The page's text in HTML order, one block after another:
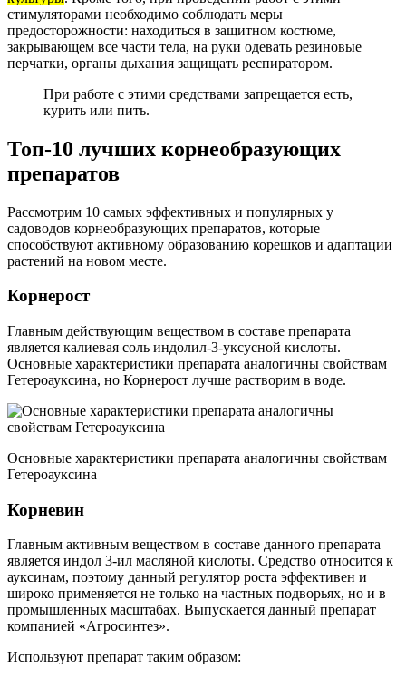
стимуляторами необходимо соблюдать меры
предосторожности: находиться в защитном костюме,
закрывающем все части тела, на руки одевать резиновые
перчатки, органы дыхания защищать респиратором.
При работе с этими средствами запрещается есть,
курить или пить.
Топ-10 лучших корнеобразующих
препаратов
Рассмотрим 10 самых эффективных и популярных у
садоводов корнеобразующих препаратов, которые
способствуют активному образованию корешков и адаптации
растений на новом месте.
Корнерост
Главным действующим веществом в составе препарата
является калиевая соль индолил-3-уксусной кислоты.
Основные характеристики препарата аналогичны свойствам
Гетероауксина, но Корнерост лучше растворим в воде.
Основные характеристики препарата аналогичны свойствам
Гетероауксина
Корневин
Главным активным веществом в составе данного препарата
является индол 3-ил масляной кислоты. Средство относится к
ауксинам, поэтому данный регулятор роста эффективен и
широко применяется не только на частных подворьях, но и в
промышленных масштабах. Выпускается данный препарат
компанией «Агросинтез».
Используют препарат таким образом: